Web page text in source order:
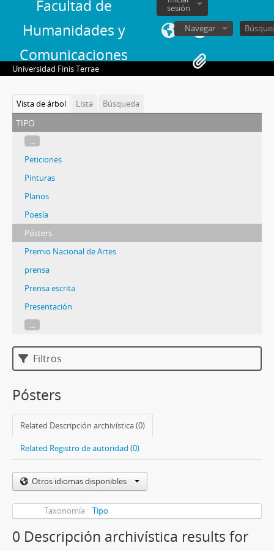
Facultad de
Humanidades y
Comunicaciones
sesión
Navegar
Universidad Finis Terrae
Vista de árbol Lista Búsqueda
tipo
...
Peticiones
Pinturas
Planos
Poesía
Pósters
Premio Nacional de Artes
prensa
Prensa escrita
Presentación
...
Filtros
Pósters
Related Descripción archivística (0)
Related Registro de autoridad (0)
Otros idiomas disponibles
Taxonomía Tipo
0 Descripción archivística results for